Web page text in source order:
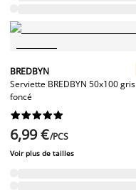
BREDBYN
Serviette BREDBYN 50x100 gris
foncé






6,99 €/PCS
Voir plus de tailles